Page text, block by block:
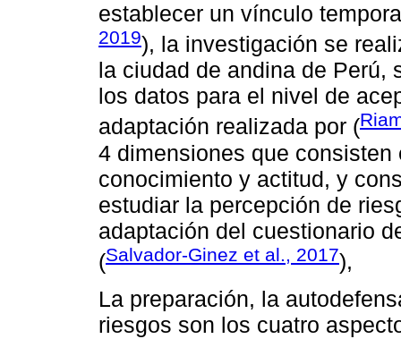
establecer un vínculo
2019), la investigación se
la ciudad de andina de Perú,
los datos para el nivel de
adaptación realizada por (
4 dimensiones que
conocimiento y actitud, y
estudiar la percepción de
adaptación del cuestionario
(Salvador-Ginez et al., 2017),
La preparación, la
riesgos son los cuatro